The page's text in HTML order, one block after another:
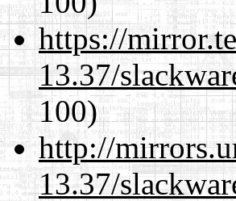
https://
13.37/
100)
http://
13.37/